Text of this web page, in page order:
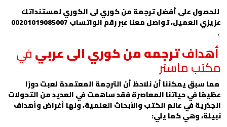
للحصول على أفضل ترجمة من كوري لى الكوري لمستنداتك
عزيزي العميل، تواصل معنا عبر رقم الواتساب00201019085007
.
أهدافترجمه من كوري الى عربيفي
مكتب ماستر
مما سبق يمكننا أن نلاحظ أن الترجمة المعتمدة لعبت دورًا
عظيمًا في حياتنا المعاصرة فقد ساهمت في العديد من التحولات
الجذرية في عالم الكتب والأبحاث العلمية، ولها أغراض وأهداف
نبيلة، وهي كما يلي: